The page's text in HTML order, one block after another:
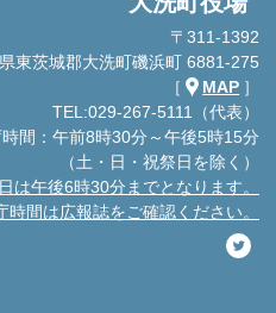
〒311-1392
東茨城郡大洗町磯浜町 6881-275
［
MAP ］
TEL:029-267-5111（代表）
時間：午前8時30分～午後5時15分
（土・日・祝祭日を除く）
は午後6時30分までとなります。
間は広報誌をご確認ください。